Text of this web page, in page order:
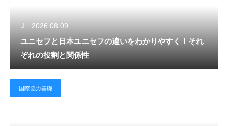
2026.08.09
ユニセフと日本ユニセフの違いをわかりやすく！それ
ぞれの役割と関係性
国際協力基礎